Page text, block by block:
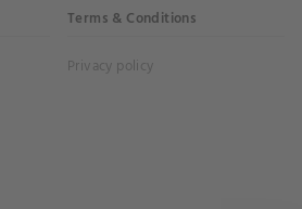
Terms & Conditions
Privacy policy